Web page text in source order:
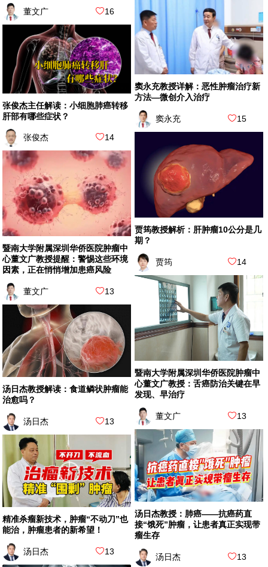
董文广 16
窦永充教授详解：恶性肿瘤治疗新
方法—微创介入治疗
窦永充 15
张俊杰主任解读：小细胞肺癌转移
肝部有哪些症状？
张俊杰 14
贾筠教授解析：肝肿瘤10公分是几
期？
贾筠 14
暨南大学附属深圳华侨医院肿瘤中
心董文广教授提醒：警惕这些环境
因素，正在悄悄增加患癌风险
董文广 13
暨南大学附属深圳华侨医院肿瘤中
心董文广教授：舌癌防治关键在早
发现、早治疗
董文广 13
汤日杰教授解读：食道鳞状肿瘤能
治愈吗？
汤日杰 13
汤日杰教授：肺癌——抗癌药直
接“饿死”肿瘤，让患者真正实现带
瘤生存
汤日杰 13
精准杀瘤新技术，肿瘤“不动刀”也
能治，肿瘤患者的新希望！
汤日杰 13